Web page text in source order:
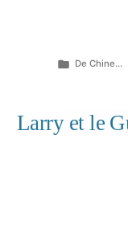
Publié
De Chine...
Larry et le